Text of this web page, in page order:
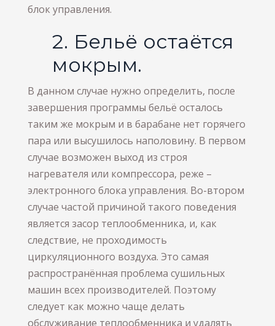
блок управления.
2. Бельё остаётся
мокрым.
В данном случае нужно определить, после
завершения программы бельё осталось
таким же мокрым и в барабане нет горячего
пара или высушилось наполовину. В первом
случае возможен выход из строя
нагревателя или компрессора, реже –
электронного блока управления. Во-втором
случае частой причиной такого поведения
является засор теплообменника, и, как
следствие, не проходимость
циркуляционного воздуха. Это самая
распространённая проблема сушильных
машин всех производителей. Поэтому
следует как можно чаще делать
обслуживание теплообменника и удалять